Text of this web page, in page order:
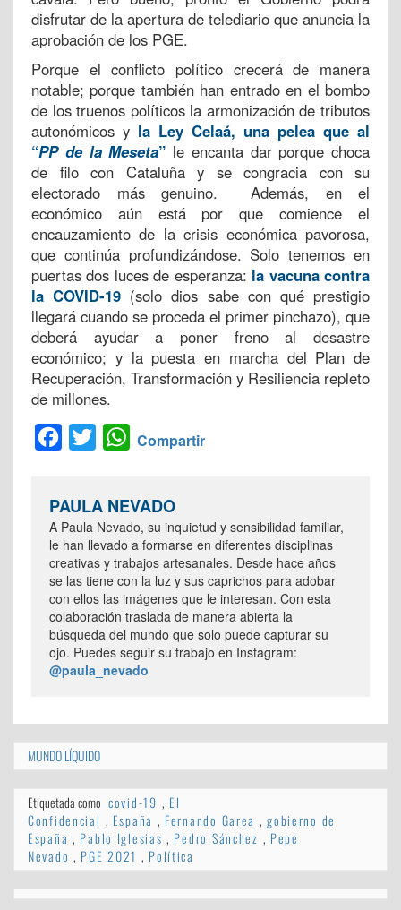
disfrutar de la apertura de telediario que anuncia la
aprobación de los PGE.
Porque el conflicto político crecerá de manera
notable; porque también han entrado en el bombo
de los truenos políticos la armonización de tributos
autonómicos y la Ley Celaá, una pelea que al
“PP de la Meseta” le encanta dar porque choca
de filo con Cataluña y se congracia con su
electorado más genuino. Además, en el
económico aún está por que comience el
encauzamiento de la crisis económica pavorosa,
que continúa profundizándose. Solo tenemos en
puertas dos luces de esperanza: la vacuna contra
la COVID-19 (solo dios sabe con qué prestigio
llegará cuando se proceda el primer pinchazo), que
deberá ayudar a poner freno al desastre
económico; y la puesta en marcha del Plan de
Recuperación, Transformación y Resiliencia repleto
de millones.
Facebook
TwitterWhatsApp
Compartir
PAULA NEVADO
A Paula Nevado, su inquietud y sensibilidad familiar,
le han llevado a formarse en diferentes disciplinas
creativas y trabajos artesanales. Desde hace años
se las tiene con la luz y sus caprichos para adobar
con ellos las imágenes que le interesan. Con esta
colaboración traslada de manera abierta la
búsqueda del mundo que solo puede capturar su
ojo. Puedes seguir su trabajo en Instagram:
@paula_nevado
MUNDO LÍQUIDO
Etiquetada como covid-19 , El
Confidencial , España , Fernando Garea , gobierno de
España , Pablo Iglesias , Pedro Sánchez , Pepe
Nevado , PGE 2021 , Política